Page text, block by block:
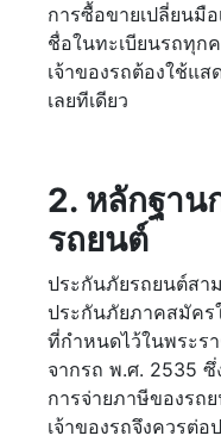
การซื้อขายเปลี่ยนมื
ชื่อในทะเบียนรถทุก
เจ้าของรถต้องใช้แ
เลยทีเดียว
2. หลักฐาน
รถยนต์
ประกันภัยรถยนต์สา
ประกันภัยภาคสมัคร
ที่กำหนดไว้ในพระ
จากรถ พ.ศ. 2535 ซึ่
การจ่ายภาษีของรถ
เจ้าของรถจึงควรต่